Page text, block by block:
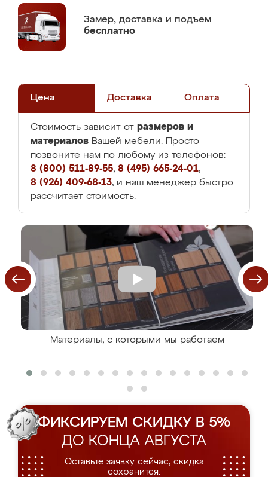
Замер, доставка и подъем
бесплатно
Цена Доставка Оплата
Стоимость зависит от размеров и
материалов Вашей мебели. Просто
позвоните нам по любому из телефонов:
8 (800) 511-89-55, 8 (495) 665-24-01,
8 (926) 409-68-13, и наш менеджер быстро
рассчитает стоимость.
Материалы, с которыми мы работаем
ФИКСИРУЕМ СКИДКУ В 5%
ДО КОНЦА АВГУСТА
Оставьте заявку сейчас, скидка
сохранится.